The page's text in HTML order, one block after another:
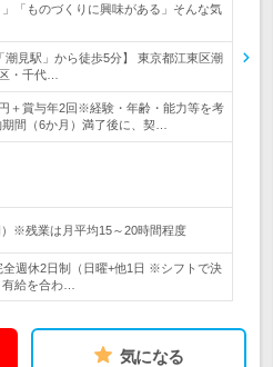
「ものづくりに興味がある」そんな気
潮見駅」から徒歩5分】 東京都江東区潮
・千代…
＋賞与年2回※経験・年齢・能力等を考
間（6か月）満了後に、契…
※残業は月平均15～20時間程度
週休2日制（日曜+他1日 ※シフトで決
給を合わ…
気になる